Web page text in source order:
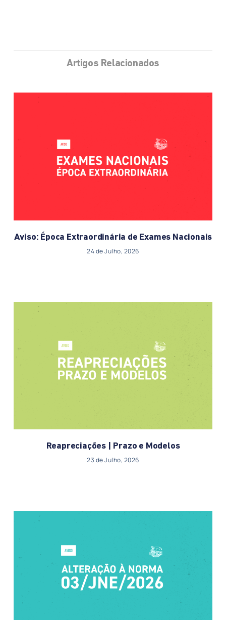
Artigos Relacionados
Aviso: Época Extraordinária de Exames Nacionais
24 de Julho, 2026
Reapreciações | Prazo e Modelos
23 de Julho, 2026